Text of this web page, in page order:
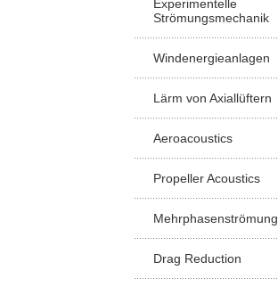
Experimentelle
Strömungsmechanik
Windenergieanlagen
Lärm von Axiallüftern
Aeroacoustics
Propeller Acoustics
Mehrphasenströmung
Drag Reduction